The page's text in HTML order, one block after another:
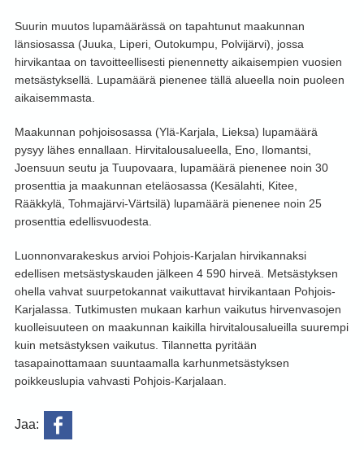
Suurin muutos lupamäärässä on tapahtunut maakunnan
länsiosassa (Juuka, Liperi, Outokumpu, Polvijärvi), jossa
hirvikantaa on tavoitteellisesti pienennetty aikaisempien vuosien
metsästyksellä. Lupamäärä pienenee tällä alueella noin puoleen
aikaisemmasta.
Maakunnan pohjoisosassa (Ylä-Karjala, Lieksa) lupamäärä
pysyy lähes ennallaan. Hirvitalousalueella, Eno, Ilomantsi,
Joensuun seutu ja Tuupovaara, lupamäärä pienenee noin 30
prosenttia ja maakunnan eteläosassa (Kesälahti, Kitee,
Rääkkylä, Tohmajärvi-Värtsilä) lupamäärä pienenee noin 25
prosenttia edellisvuodesta.
Luonnonvarakeskus arvioi Pohjois-Karjalan hirvikannaksi
edellisen metsästyskauden jälkeen 4 590 hirveä. Metsästyksen
ohella vahvat suurpetokannat vaikuttavat hirvikantaan Pohjois-
Karjalassa. Tutkimusten mukaan karhun vaikutus hirvenvasojen
kuolleisuuteen on maakunnan kaikilla hirvitalousalueilla suurempi
kuin metsästyksen vaikutus. Tilannetta pyritään
tasapainottamaan suuntaamalla karhunmetsästyksen
poikkeuslupia vahvasti Pohjois-Karjalaan.
Jaa: